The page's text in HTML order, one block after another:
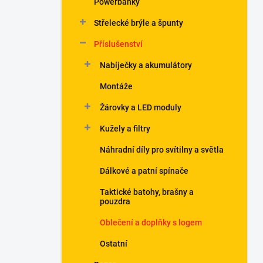
Střelecké brýle a špunty
Příslušenství
Nabíječky a akumulátory
Montáže
Žárovky a LED moduly
Kužely a filtry
Náhradní díly pro svítilny a světla
Dálkové a patní spínače
Taktické batohy, brašny a
pouzdra
Oblečení a doplňky s logem
Ostatní